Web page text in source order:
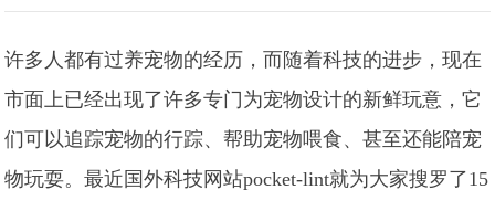
许多人都有过养宠物的经历，而随着科技的进步，现在
市面上已经出现了许多专门为宠物设计的新鲜玩意，它
们可以追踪宠物的行踪、帮助宠物喂食、甚至还能陪宠
物玩耍。最近国外科技网站pocket-lint就为大家搜罗了15